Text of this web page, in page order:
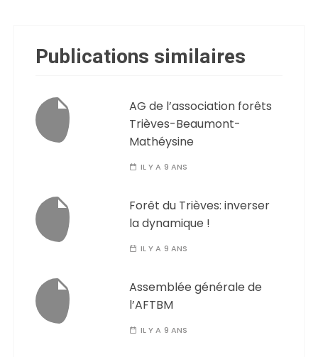
Publications similaires
AG de l’association forêts
Trièves-Beaumont-
Mathéysine
IL Y A 9 ANS
Forêt du Trièves: inverser
la dynamique !
IL Y A 9 ANS
Assemblée générale de
l’AFTBM
IL Y A 9 ANS